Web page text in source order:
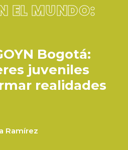
EL MUNDO:
Bogotá:
juveniles
realidades
Ramírez